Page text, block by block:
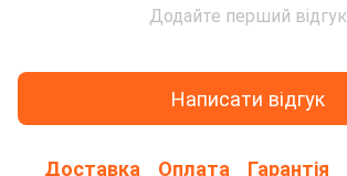
Додайте перший відгук
Написати відгук
Доставка Оплата Гарантія